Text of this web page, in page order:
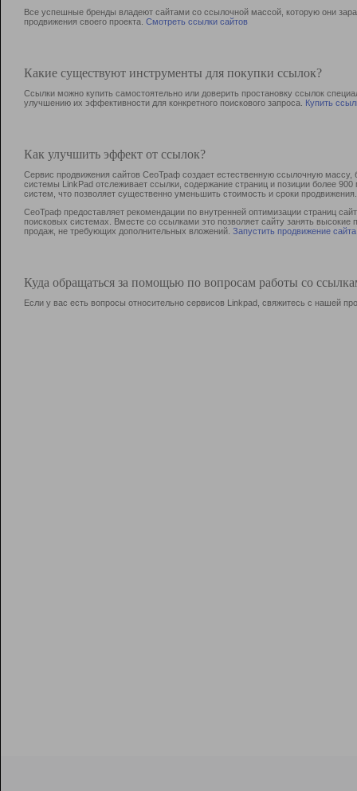
Все успешные бренды владеют сайтами со ссылочной массой, которую они
продвижения своего проекта. Смотреть ссылки сайтов
Какие существуют инструменты для покупки ссылок?
Ссылки можно купить самостоятельно или доверить простановку ссылок
улучшению их эффективности для конкретного поискового запроса. Купить
Как улучшить эффект от ссылок?
Сервис продвижения сайтов СеоТраф создает естественную ссылочную
системы LinkPad отслеживает ссылки, содержание страниц и позиции более
систем, что позволяет существенно уменьшить стоимость и сроки продвижения.
СеоТраф предоставляет рекомендации по внутренней оптимизации страниц
поисковых системах. Вместе со ссылками это позволяет сайту занять
продаж, не требующих дополнительных вложений. Запустить продвижение сайта
Куда обращаться за помощью по вопросам работы со
Если у вас есть вопросы относительно сервисов Linkpad, свяжитесь с нашей